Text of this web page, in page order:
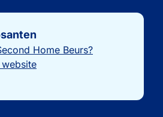
Home Beurs?